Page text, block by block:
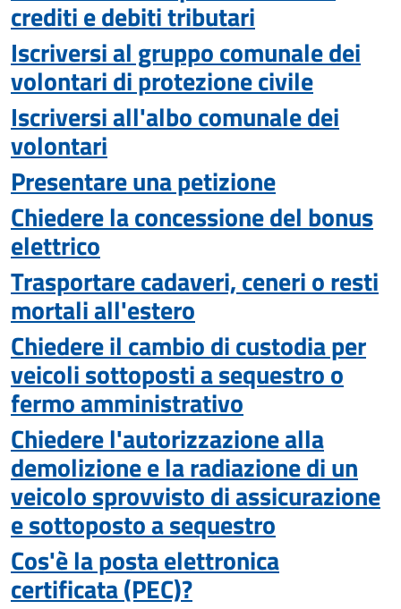
crediti e debiti tributari
Iscriversi al gruppo comunale dei
volontari di protezione civile
Iscriversi all'albo comunale dei
volontari
Presentare una petizione
Chiedere la concessione del bonus
elettrico
Trasportare cadaveri, ceneri o resti
mortali all'estero
Chiedere il cambio di custodia per
veicoli sottoposti a sequestro o
fermo amministrativo
Chiedere l'autorizzazione alla
demolizione e la radiazione di un
veicolo sprovvisto di assicurazione
e sottoposto a sequestro
Cos'è la posta elettronica
certificata (PEC)?